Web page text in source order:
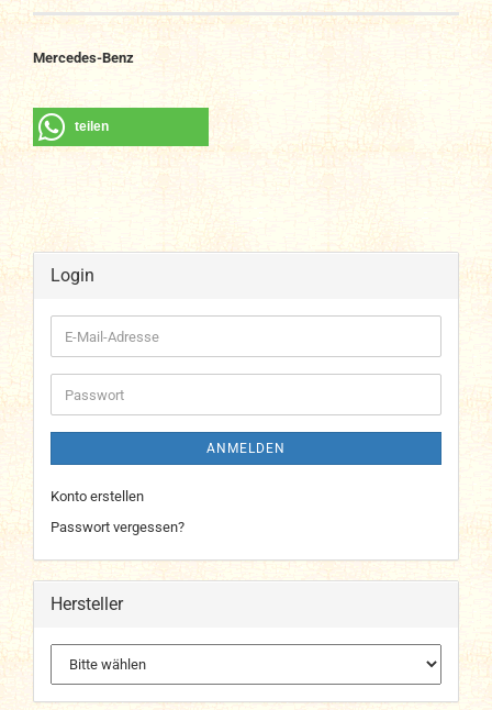
Mercedes-Benz
teilen
Login
E-
Mail-
Adresse
Passwort
ANMELDEN
Konto erstellen
Passwort vergessen?
Hersteller